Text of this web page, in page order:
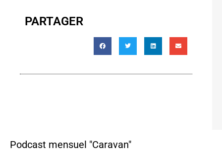
PARTAGER
Podcast mensuel "Caravan"